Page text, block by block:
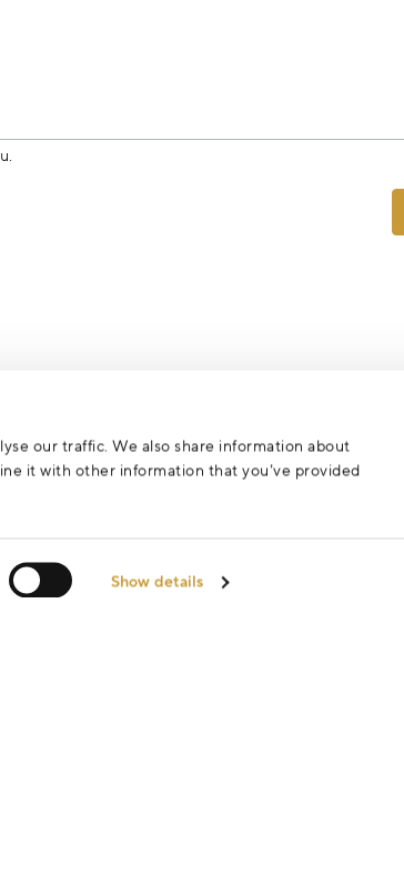
our traffic. We also share information about
it with other information that you’ve provided
Show details